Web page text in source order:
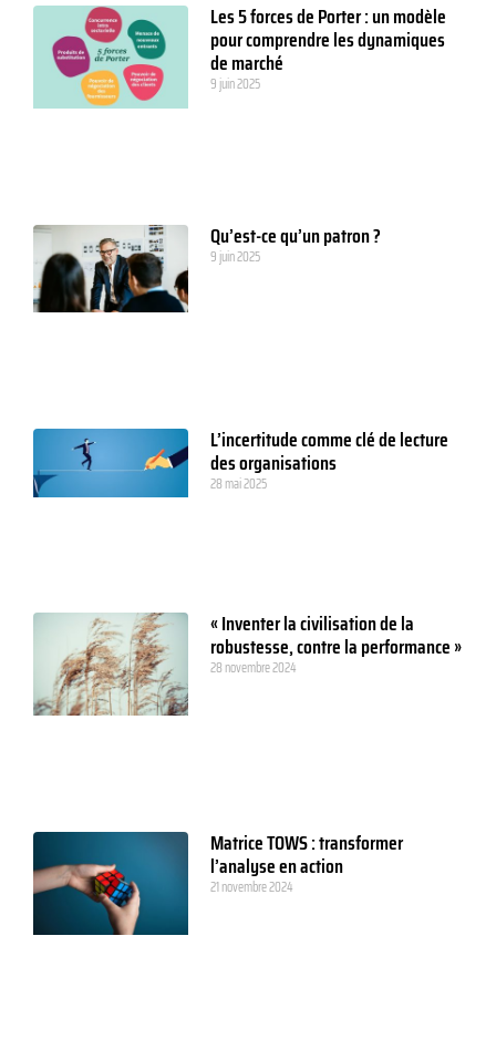
Les 5 forces de Porter : un modèle
pour comprendre les dynamiques
de marché
9 juin 2025
Qu’est-ce qu’un patron ?
9 juin 2025
L’incertitude comme clé de lecture
des organisations
28 mai 2025
« Inventer la civilisation de la
robustesse, contre la performance »
28 novembre 2024
Matrice TOWS : transformer
l’analyse en action
21 novembre 2024